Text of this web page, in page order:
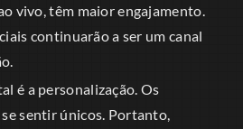
vivo, têm maior engajamento.
continuarão a ser um canal
é a personalização. Os
sentir únicos. Portanto,